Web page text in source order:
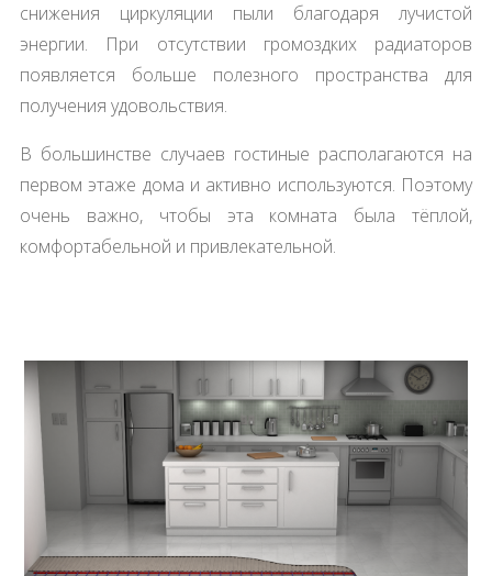
снижения циркуляции пыли благодаря лучистой
энергии. При отсутствии громоздких радиаторов
появляется больше полезного пространства для
получения удовольствия.
В большинстве случаев гостиные располагаются на
первом этаже дома и активно используются. Поэтому
очень важно, чтобы эта комната была тёплой,
комфортабельной и привлекательной.